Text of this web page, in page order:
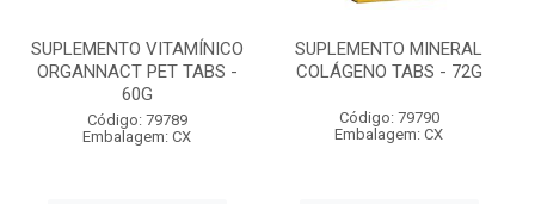
SUPLEMENTO VITAMÍNICO
ORGANNACT PET TABS -
60G
Código: 79789
Embalagem: CX
SUPLEMENTO MINERAL
COLÁGENO TABS - 72G
Código: 79790
Embalagem: CX